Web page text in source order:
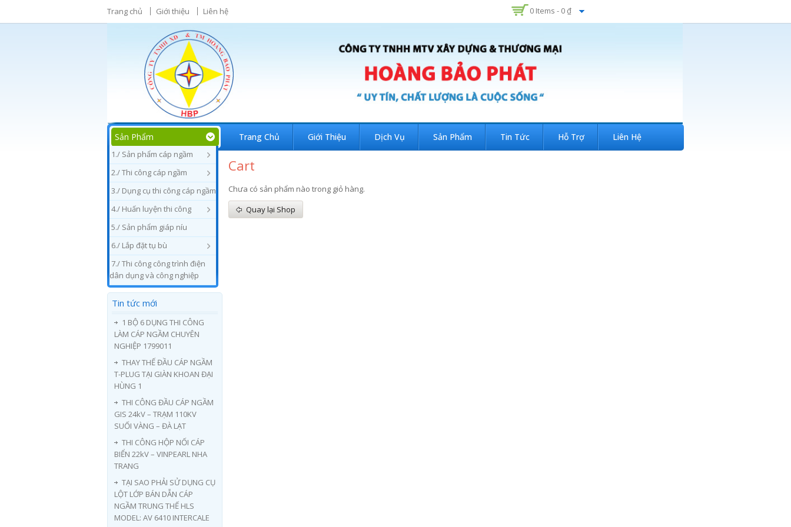
Trang chủ Giới thiệu Liên hệ 0 Items - 0 ₫
Sản Phẩm
1./ Sản phẩm cáp ngầm
2./ Thi công cáp ngầm
3./ Dụng cụ thi công cáp ngầm
4./ Huấn luyện thi công
5./ Sản phẩm giáp níu
6./ Lắp đặt tụ bù
7./ Thi công công trình điện
dân dụng và công nghiệp
Trang Chủ Giới Thiệu Dịch Vụ Sản Phẩm Tin Tức Hỗ Trợ Liên Hệ
Cart
Chưa có sản phẩm nào trong giỏ hàng.
Quay lại Shop
Tin tức mới
1 BỘ 6 DỤNG THI CÔNG
LÀM CÁP NGẦM CHUYÊN
NGHIỆP 1799011
THAY THẾ ĐẦU CÁP NGẦM
T-PLUG TẠI GIÀN KHOAN ĐẠI
HÙNG 1
THI CÔNG ĐẦU CÁP NGẦM
GIS 24kV – TRẠM 110KV
SUỐI VÀNG – ĐÀ LẠT
THI CÔNG HỘP NỐI CÁP
BIỂN 22kV – VINPEARL NHA
TRANG
TẠI SAO PHẢI SỬ DỤNG CỤ
LỘT LỚP BÁN DẪN CÁP
NGẦM TRUNG THẾ HLS
MODEL: AV 6410 INTERCALE